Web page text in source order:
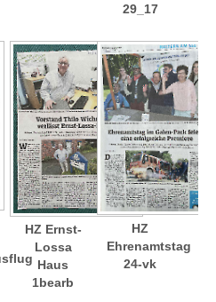
29_17
HZ Ernst-
Lossa
Haus
1bearb
HZ
Ehrenamtstag
24-vk